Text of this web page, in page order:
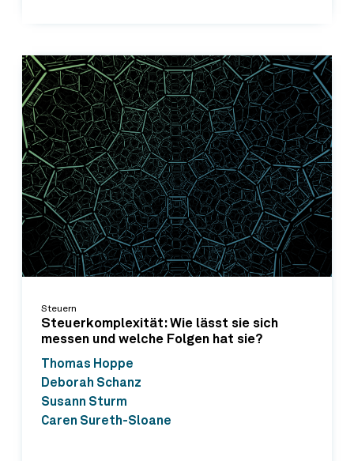
Steuern
Steuerkomplexität: Wie lässt sie sich
messen und welche Folgen hat sie?
Thomas Hoppe
Deborah Schanz
Susann Sturm
Caren Sureth-Sloane